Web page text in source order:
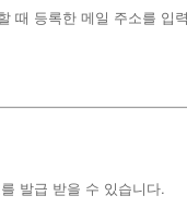
때 등록한 메일 주소를 입
발급 받을 수 있습니다.